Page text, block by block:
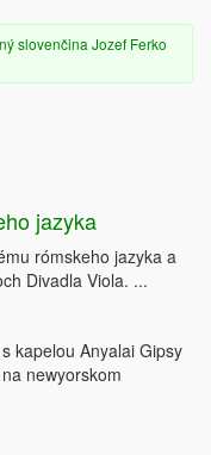
slovenčina Jozef Ferko
jazyka
rómskeho jazyka a
Divadla Viola. ...
kapelou Anyalai Gipsy
newyorskom